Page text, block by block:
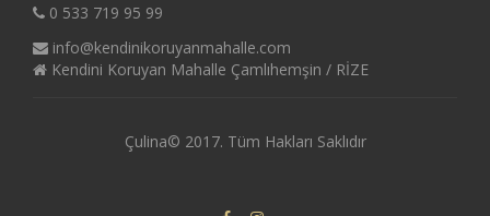
0 533 719 95 99
info@kendinikoruyanmahalle.com
Kendini Koruyan Mahalle Çamlıhemşin / RİZE
Çulina© 2017. Tüm Hakları Saklıdır